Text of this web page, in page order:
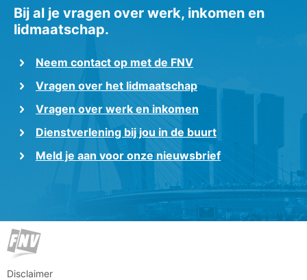
Bij al je vragen over werk, inkomen en
lidmaatschap.
Neem contact op met de FNV
Vragen over het lidmaatschap
Vragen over werk en inkomen
Dienstverlening bij jou in de buurt
Meld je aan voor onze nieuwsbrief
Disclaimer